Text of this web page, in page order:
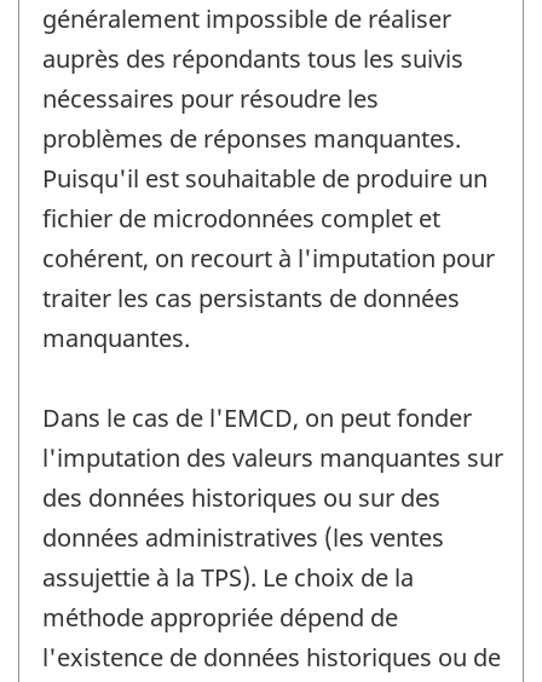
généralement impossible de réaliser
auprès des répondants tous les suivis
nécessaires pour résoudre les
problèmes de réponses manquantes.
Puisqu'il est souhaitable de produire un
fichier de microdonnées complet et
cohérent, on recourt à l'imputation pour
traiter les cas persistants de données
manquantes.
Dans le cas de l'EMCD, on peut fonder
l'imputation des valeurs manquantes sur
des données historiques ou sur des
données administratives (les ventes
assujettie à la TPS). Le choix de la
méthode appropriée dépend de
l'existence de données historiques ou de